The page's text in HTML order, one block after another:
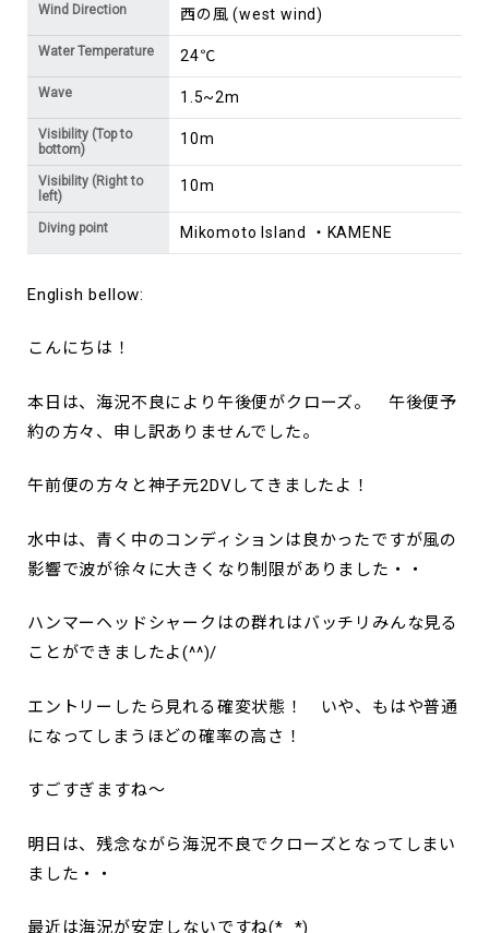
Wind Direction 西の風 (west wind)
Water Temperature 24℃
Wave 1.5~2m
Visibility (Top to
bottom)
10m
Visibility (Right to
left)
10m
Diving point Mikomoto Island ・KAMENE
English bellow:
こんにちは！
本日は、海況不良により午後便がクローズ。 午後便予
約の方々、申し訳ありませんでした。
午前便の方々と神子元2DVしてきましたよ！
水中は、青く中のコンディションは良かったですが風の
影響で波が徐々に大きくなり制限がありました・・
ハンマーヘッドシャークはの群れはバッチリみんな見る
ことができましたよ(^^)/
エントリーしたら見れる確変状態！ いや、もはや普通
になってしまうほどの確率の高さ！
すごすぎますね～
明日は、残念ながら海況不良でクローズとなってしまい
ました・・
最近は海況が安定しないですね(*_*)